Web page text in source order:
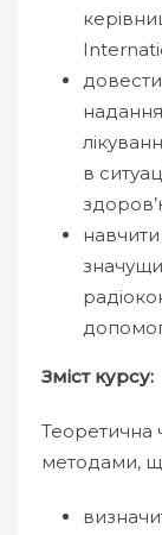
в
навчити
Зміст курсу:
Теоретична
методами,